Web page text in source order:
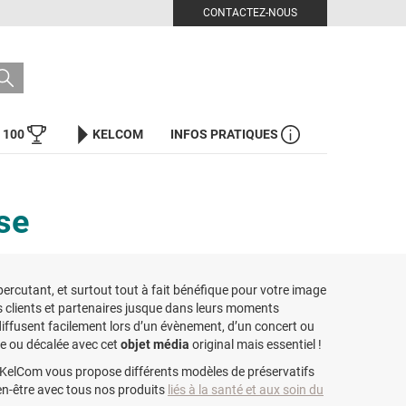
CONTACTEZ-NOUS
INFOS PRATIQUES
KELCOM
100
et surtout tout à fait bénéfique pour votre image
clients et partenaires jusque dans leurs moments
facilement lors d’un évènement, d’un concert ou
ou décalée avec cet objet média original mais essentiel !
vous propose différents modèles de préservatifs
être avec tous nos produits liés à la santé et aux soin du